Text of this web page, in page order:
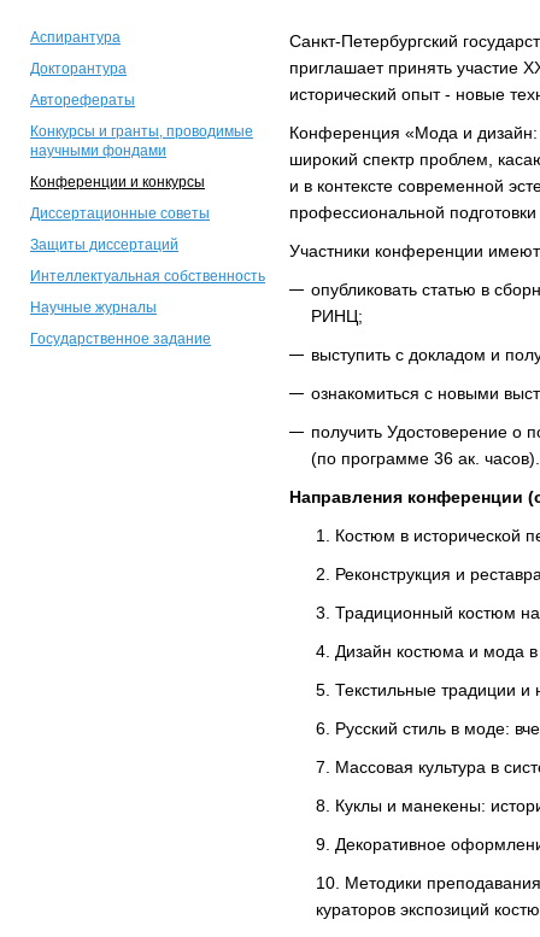
Аспирантура
Докторантура
Авторефераты
Конкурсы и гранты, проводимые
научными фондами
Конференции и конкурсы
Диссертационные советы
Защиты диссертаций
Интеллектуальная собственность
Научные журналы
Государственное задание
Санкт-Петербургский
приглашает принять участие
исторический опыт - новые
Конференция «Мода и дизайн:
широкий спектр проблем,
и в контексте современной
профессиональной
Участники конференции
опубликовать статью в
РИНЦ;
выступить с докладом и
ознакомиться с новыми
получить Удостоверение о
(по программе 36 ак. часов).
Направления конференции
Костюм в исторической
Реконструкция и
Традиционный костюм
Дизайн костюма и мода в
Текстильные традиции и
Русский стиль в моде:
Массовая культура в
Куклы и манекены:
Декоративное
Методики
кураторов экспозиций